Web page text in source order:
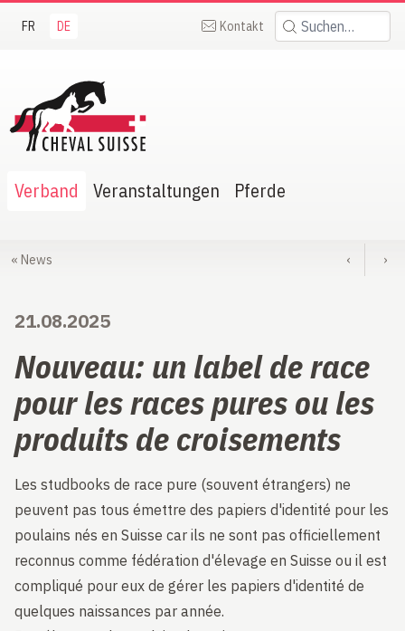
FR DE Kontakt Suchen:
Suisse
Verband Veranstaltungen Pferde
« News ‹ ›
21.08.2025
Nouveau: un label de race
pour les races pures ou les
produits de croisements
Les studbooks de race pure (souvent étrangers) ne
peuvent pas tous émettre des papiers d'identité pour les
poulains nés en Suisse car ils ne sont pas officiellement
reconnus comme fédération d'élevage en Suisse ou il est
compliqué pour eux de gérer les papiers d'identité de
quelques naissances par année.